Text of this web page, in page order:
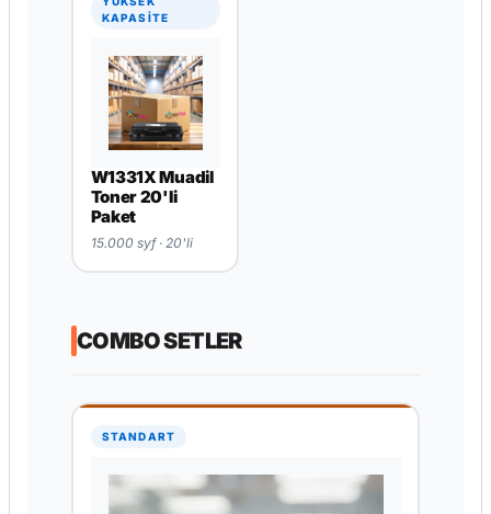
KAPASİTE
W1331X Muadil
Toner 20'li
Paket
15.000 syf · 20'li
COMBO SETLER
STANDART